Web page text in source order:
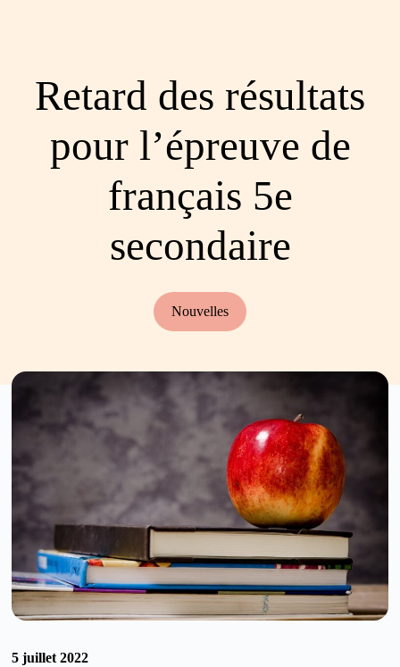
Retard des résultats
pour l’épreuve de
français 5e
secondaire
Nouvelles
5 juillet 2022